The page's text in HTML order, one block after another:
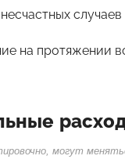
случаев
на протяжении
могут